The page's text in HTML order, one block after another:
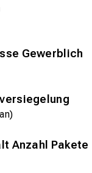
Gewerblich
Anzahl Pakete